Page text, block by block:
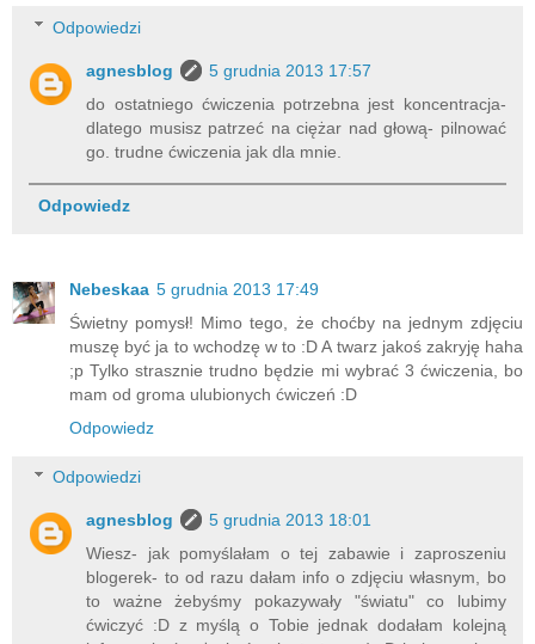
Odpowiedzi
agnesblog
5 grudnia 2013 17:57
do ostatniego ćwiczenia potrzebna jest koncentracja-
dlatego musisz patrzeć na ciężar nad głową- pilnować
go. trudne ćwiczenia jak dla mnie.
Odpowiedz
Nebeskaa 5 grudnia 2013 17:49
Świetny pomysł! Mimo tego, że choćby na jednym zdjęciu
muszę być ja to wchodzę w to :D A twarz jakoś zakryję haha
;p Tylko strasznie trudno będzie mi wybrać 3 ćwiczenia, bo
mam od groma ulubionych ćwiczeń :D
Odpowiedz
Odpowiedzi
agnesblog
5 grudnia 2013 18:01
Wiesz- jak pomyślałam o tej zabawie i zaproszeniu
blogerek- to od razu dałam info o zdjęciu własnym, bo
to ważne żebyśmy pokazywały "światu" co lubimy
ćwiczyć :D z myślą o Tobie jednak dodałam kolejną